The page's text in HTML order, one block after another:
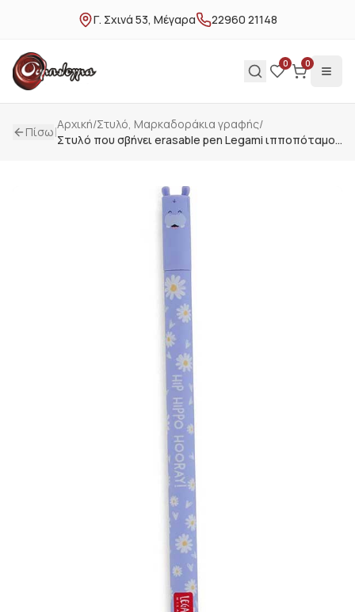
Γ. Σχινά 53, Μέγαρα 22960 21148
0 0
Πίσω|Αρχική/Στυλό, Μαρκαδοράκια γραφής/
Στυλό που σβήνει erasable pen Legami ιπποπόταμος